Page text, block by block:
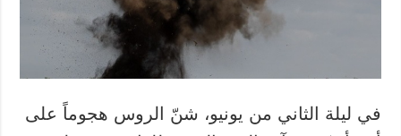
في ليلة الثاني من يونيو، شنّ الروس هجوماً على